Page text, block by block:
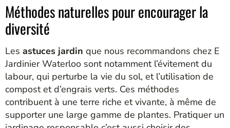
Méthodes naturelles pour encourager la
diversité
Les astuces jardin que nous recommandons chez E
Jardinier Waterloo sont notamment l’évitement du
labour, qui perturbe la vie du sol, et l’utilisation de
compost et d’engrais verts. Ces méthodes
contribuent à une terre riche et vivante, à même de
supporter une large gamme de plantes. Pratiquer un